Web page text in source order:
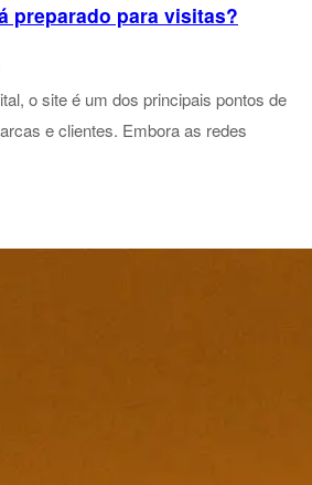
preparado para visitas?
o site é um dos principais pontos de
e clientes. Embora as redes